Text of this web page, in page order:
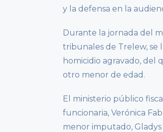
y la defensa en la
Durante la jornada del
tribunales de Trelew, se
homicidio agravado, del
otro menor de edad.
El ministerio público
funcionaria, Verónica
menor imputado,